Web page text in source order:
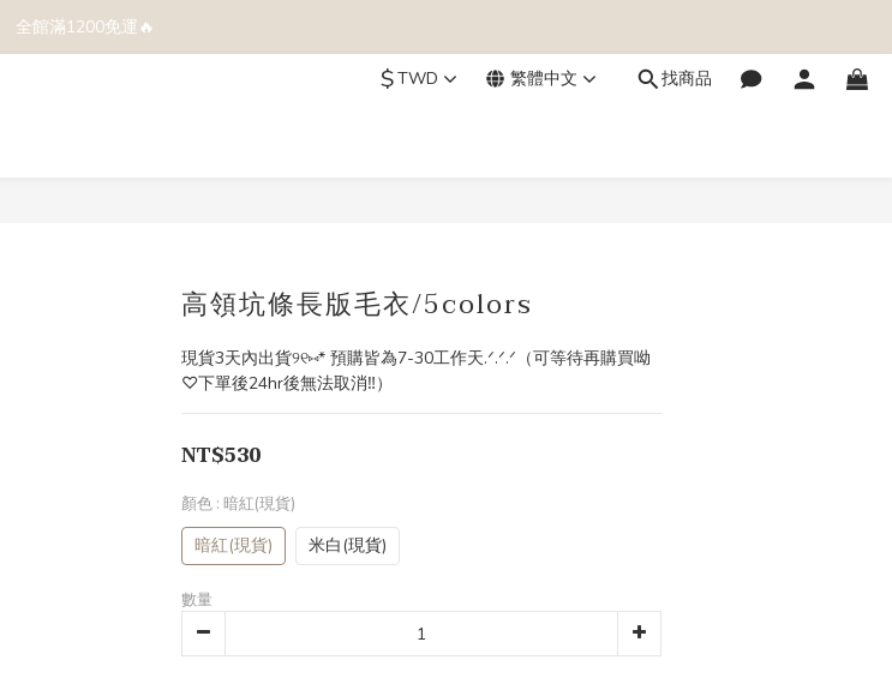
全館滿1200免運🔥
$TWD 繁體中文 找商品
高領坑條長版毛衣/5colors
現貨3天內出貨୨୧⑅* 預購皆為7-30工作天.ᐟ.ᐟ.ᐟ（可等待再購買呦
♡下單後24hr後無法取消‼️）
NT$530
顏色 : 暗紅(現貨)
暗紅(現貨) 米白(現貨)
數量